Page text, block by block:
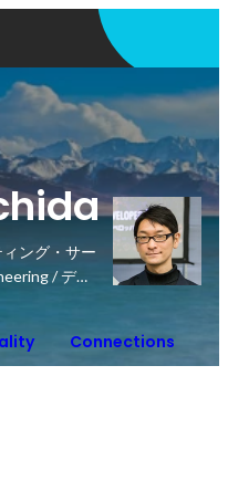
ング・サー
/ デザ
Connections